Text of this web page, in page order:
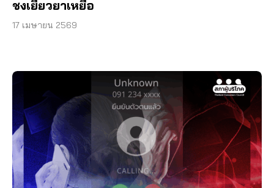
ชงเยียวยาเหยื่อ
17 เมษายน 2569